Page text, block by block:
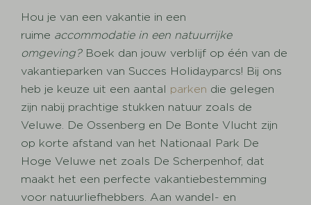
Hou je van een vakantie in een
ruime accommodatie in een natuurrijke
omgeving?Boek dan jouw verblijf op één van de
vakantieparken van Succes Holidayparcs! Bij ons
heb je keuze uit een aantal parken die gelegen
zijn nabij prachtige stukken natuur zoals de
Veluwe. De Ossenberg en De Bonte Vlucht zijn
op korte afstand van het Nationaal Park De
Hoge Veluwe net zoals De Scherpenhof, dat
maakt het een perfecte vakantiebestemming
voor natuurliefhebbers. Aan wandel- en